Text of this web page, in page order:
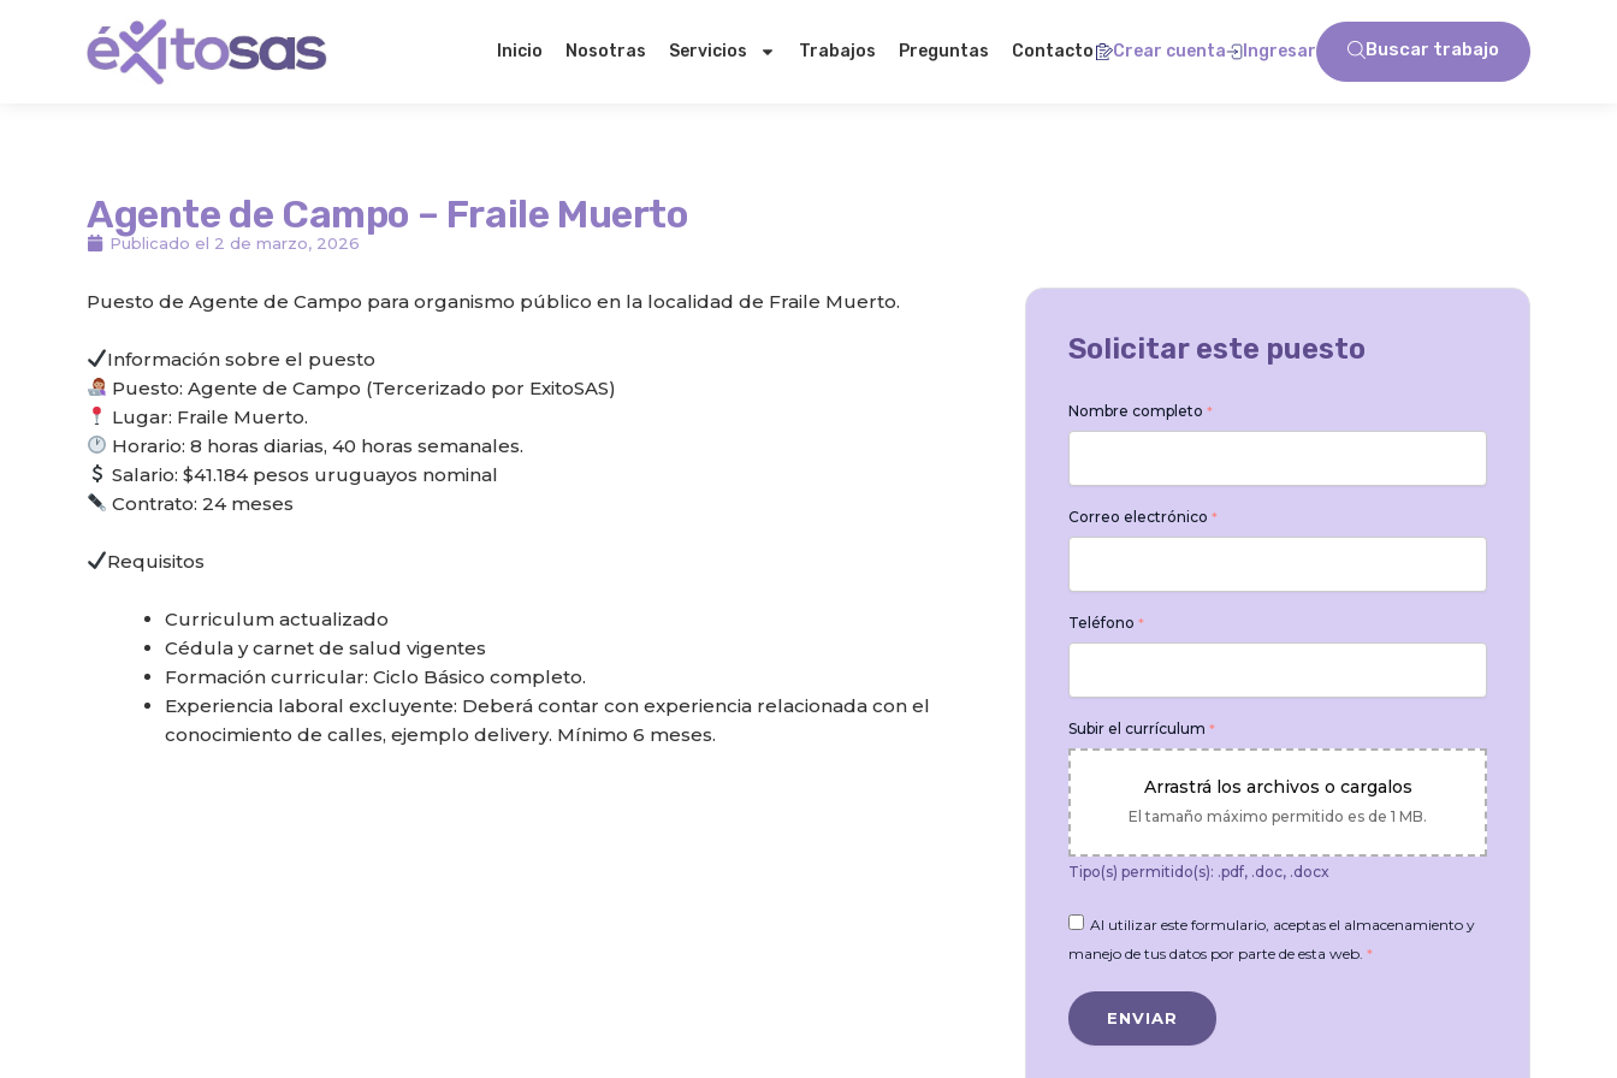
contenido
Inicio Nosotras Servicios Trabajos Preguntas Contacto Crear cuenta Ingresar Buscar trabajo
Agente de Campo – Fraile Muerto
Publicado el 2 de marzo, 2026
Puesto de Agente de Campo para organismo público en la localidad de Fraile Muerto.
Información sobre el puesto
Puesto: Agente de Campo (Tercerizado por ExitoSAS)
Lugar: Fraile Muerto.
Horario: 8 horas diarias, 40 horas semanales.
Salario: $41.184 pesos uruguayos nominal
Contrato: 24 meses
Requisitos
Curriculum actualizado
Cédula y carnet de salud vigentes
Formación curricular: Ciclo Básico completo.
Experiencia laboral excluyente: Deberá contar con experiencia relacionada con el
conocimiento de calles, ejemplo delivery. Mínimo 6 meses.
Solicitar este puesto
Nombre completo *
Correo electrónico *
Teléfono *
Subir el currículum *
Arrastrá los archivos o cargalos
El tamaño máximo permitido es de 1 MB.
Tipo(s) permitido(s): .pdf, .doc, .docx
Al utilizar este formulario, aceptas el almacenamiento y
manejo de tus datos por parte de esta web. *